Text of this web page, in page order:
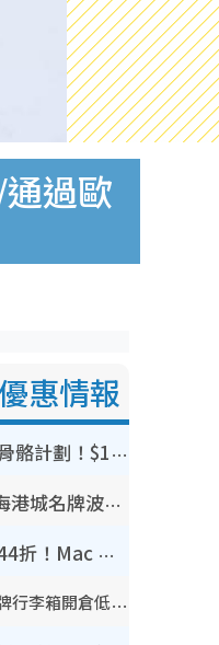
過歐
惠情報
港大推賽馬會強化骨骼計劃！$100骨質密度X光檢查 完成免費運動訓練送超市禮券！附參加資格
開倉優惠 | 尖沙咀海港城名牌波鞋開倉低至1折！On鞋$899起／Joy&Peace鞋履$98起
豐澤優惠勁減低至44折！Mac mini/iPhone17Pro大減價！廚房家電$220起
開倉優惠｜尖沙咀名牌行李箱開倉低至4折！一連5日 American Tourister/ace./Hallmark $200起！